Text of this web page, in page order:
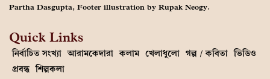
Partha Dasgupta, Footer illustration by Rupak Neogy.
Quick Links
নির্বাচিত সংখ্যা আরামকেদারা কলাম খেলাধুলো গল্প / কবিতা ভিডিও
প্রবন্ধ শিল্পকলা